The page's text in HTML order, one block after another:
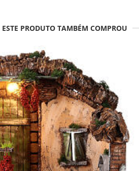
PRODUTO TAMBÉM COMPROU